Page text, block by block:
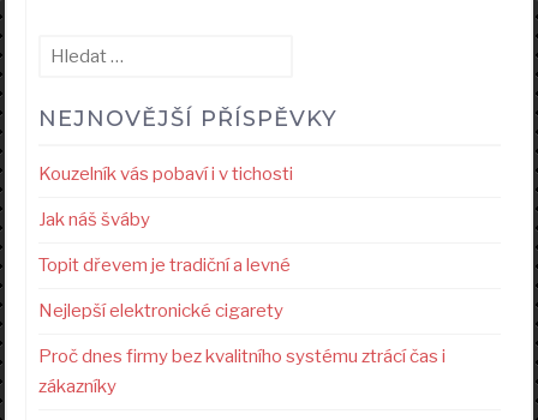
Vyhledávání
NEJNOVĚJŠÍ PŘÍSPĚVKY
Kouzelník vás pobaví i v tichosti
Jak náš šváby
Topit dřevem je tradiční a levné
Nejlepší elektronické cigarety
Proč dnes firmy bez kvalitního systému ztrácí čas i
zákazníky